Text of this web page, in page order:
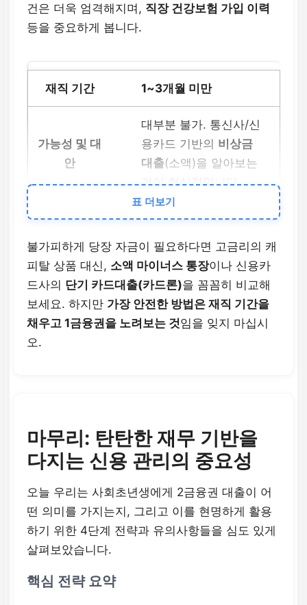
건은 더욱 엄격해지며, 직장 건강보험 가입 이력
등을 중요하게 봅니다.
1~3개월 미만
대부분 불가. 통신사/신
용카드 기반의 비상금
대출(소액)을 알아보는
것이 현실적입니다.
2금융권 심사 가능성이
생김. 소득 증빙 서류를
철저히 준비해야 하며
금리가 높을 수 있습니
넓어지고, 금리 조건이
크게 개선될 여지가 생
표 더보기
불가피하게 당장 자금이 필요하다면 고금리의 캐
피탈 상품 대신, 소액 마이너스 통장이나 신용카
드사의 단기 카드대출(카드론)을 꼼꼼히 비교해
보세요. 하지만 가장 안전한 방법은 재직 기간을
채우고 1금융권을 노려보는 것임을 잊지 마십시
오.
마무리: 탄탄한 재무 기반을
다지는 신용 관리의 중요성
오늘 우리는 사회초년생에게 2금융권 대출이 어
떤 의미를 가지는지, 그리고 이를 현명하게 활용
하기 위한 4단계 전략과 유의사항들을 심도 있게
살펴보았습니다.
핵심 전략 요약